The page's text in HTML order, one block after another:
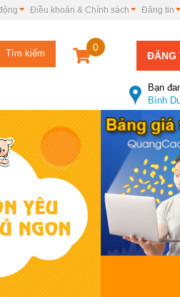
Đăng tin
Điều khoản & Chính sách
0
ĐĂNG
Bạn
Bình